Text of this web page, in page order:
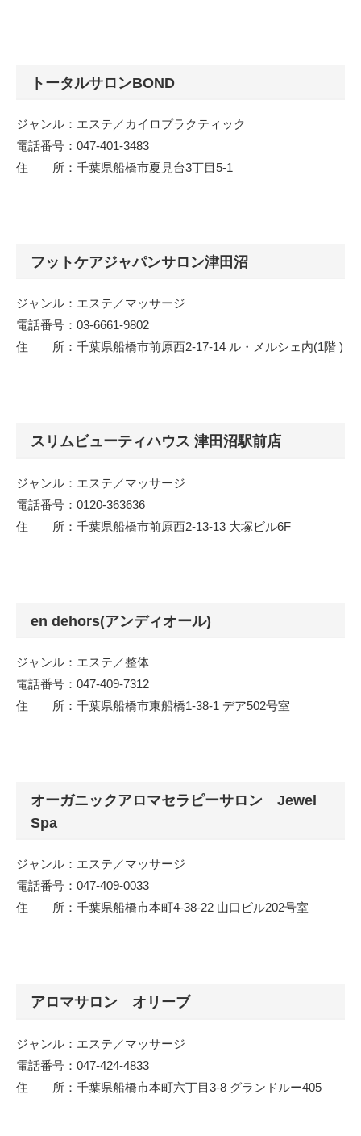
トータルサロンBOND
ジャンル：エステ／カイロプラクティック
電話番号：047-401-3483
住 所：千葉県船橋市夏見台3丁目5-1
フットケアジャパンサロン津田沼
ジャンル：エステ／マッサージ
電話番号：03-6661-9802
住 所：千葉県船橋市前原西2-17-14 ル・メルシェ内(1階 )
スリムビューティハウス 津田沼駅前店
ジャンル：エステ／マッサージ
電話番号：0120-363636
住 所：千葉県船橋市前原西2-13-13 大塚ビル6F
en dehors(アンディオール)
ジャンル：エステ／整体
電話番号：047-409-7312
住 所：千葉県船橋市東船橋1-38-1 デア502号室
オーガニックアロマセラピーサロン Jewel
Spa
ジャンル：エステ／マッサージ
電話番号：047-409-0033
住 所：千葉県船橋市本町4-38-22 山口ビル202号室
アロマサロン オリーブ
ジャンル：エステ／マッサージ
電話番号：047-424-4833
住 所：千葉県船橋市本町六丁目3-8 グランドルー405